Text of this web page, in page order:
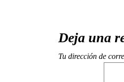
Deja una
Tu dirección de